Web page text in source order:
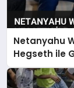
Netanyahu
Hegseth ile